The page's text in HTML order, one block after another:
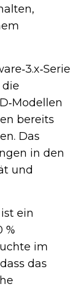
bereits
Das
in den
und
ein
%
im
das